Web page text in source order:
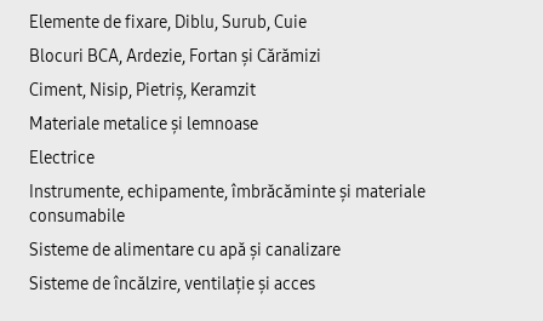
Elemente de fixare, Diblu, Surub, Cuie
Blocuri BCA, Ardezie, Fortan și Cărămizi
Ciment, Nisip, Pietriș, Keramzit
Materiale metalice și lemnoase
Electrice
Instrumente, echipamente, îmbrăcăminte și materiale
consumabile
Sisteme de alimentare cu apă și canalizare
Sisteme de încălzire, ventilație și acces